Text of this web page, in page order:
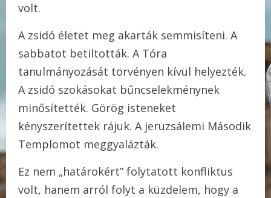
volt.
A zsidó életet meg akarták semmisíteni. A
sabbatot betiltották. A Tóra
tanulmányozását törvényen kívül helyezték.
A zsidó szokásokat bűncselekménynek
minősítették. Görög isteneket
kényszerítettek rájuk. A jeruzsálemi Második
Templomot meggyalázták.
Ez nem „határokért” folytatott konfliktus
volt, hanem arról folyt a küzdelem, hogy a